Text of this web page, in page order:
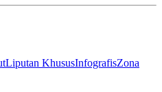
Liputan KhususInfografisZona